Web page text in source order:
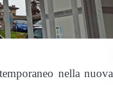
nella nuova